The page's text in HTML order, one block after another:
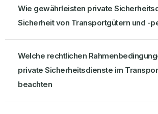
Wie gewährleisten private
Sicherheit von Transportgütern und -
Welche rechtlichen
private Sicherheitsdienste im
beachten